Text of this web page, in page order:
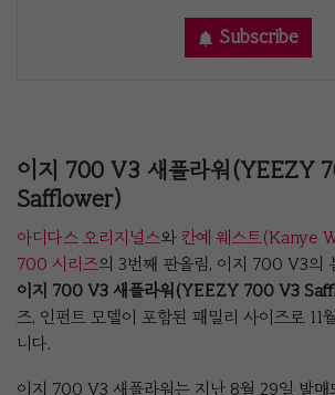
Subscribe
이지 700 V3 새플라워(YEEZY
Safflower)
아디다스 오리지널스와 칸예 웨스트(Kanye
700 시리즈의 3번째 판올림, 이지 700 V3의
이지 700 V3 새플라워(YEEZY 700 V3
즈, 인펀트 모델이 포함된 패밀리 사이즈로 11
니다.
이지 700 V3 새플라워는 지난 8월 29일 발매